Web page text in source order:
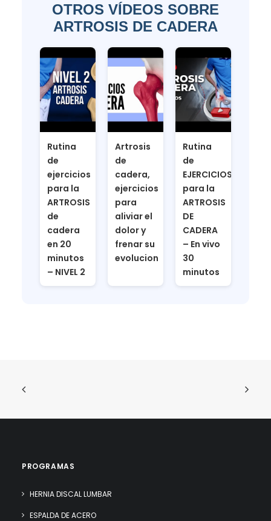
OTROS VÍDEOS SOBRE
ARTROSIS DE CADERA
Rutina
de
ejercicios
para la
ARTROSIS
de
cadera
en 20
minutos
– NIVEL 2
Artrosis
de
cadera,
ejercicios
para
aliviar el
dolor y
frenar su
evolucion
Rutina
de
EJERCICIOS
para la
ARTROSIS
DE
CADERA
– En vivo
30
minutos
PROGRAMAS
HERNIA DISCAL LUMBAR
ESPALDA DE ACERO